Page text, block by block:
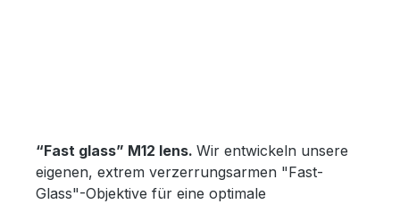
“Fast glass” M12 lens. Wir entwickeln unsere
eigenen, extrem verzerrungsarmen "Fast-
Glass"-Objektive für eine optimale